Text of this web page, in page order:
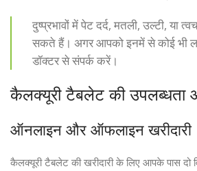
दुष्प्रभावों में पेट दर्द, मतली, उल्टी, या
सकते हैं। अगर आपको इनमें से कोई भी
डॉक्टर से संपर्क करें।
कैलक्यूरी टैबलेट की उपलब्धता
ऑनलाइन और ऑफलाइन खरीदारी
कैलक्यूरी टैबलेट की खरीदारी के लिए आपके पास